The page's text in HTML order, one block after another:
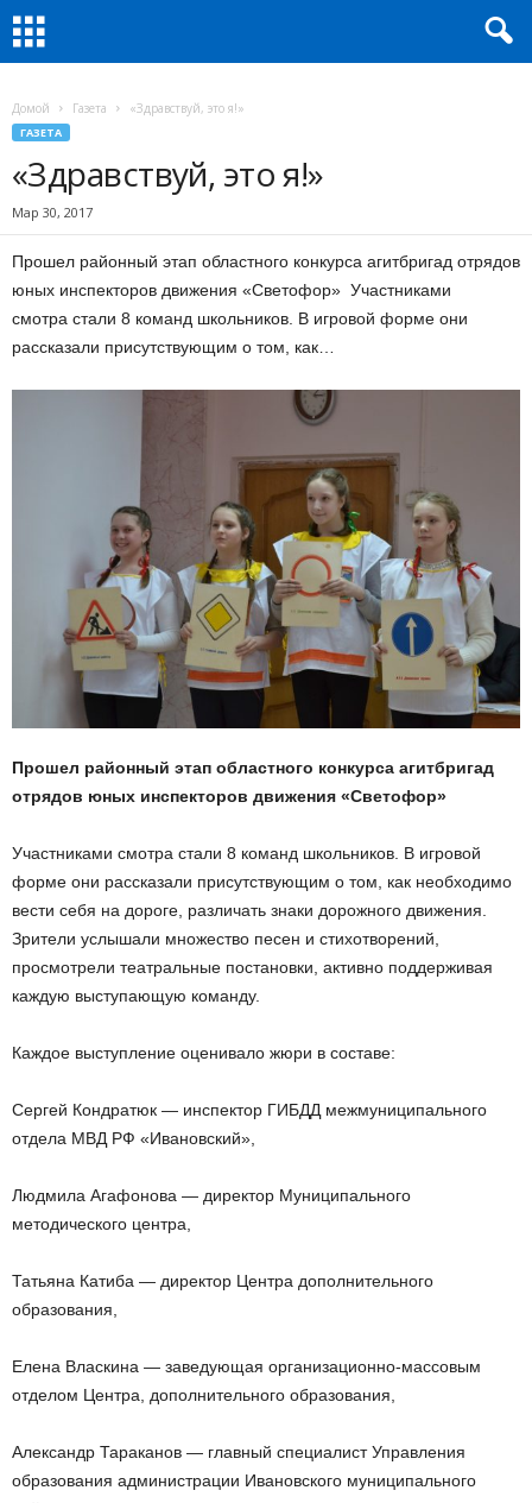
Домой Газета «Здравствуй, это я!»
ГАЗЕТА
«Здравствуй, это я!»
Мар 30, 2017
Прошел районный этап областного конкурса агитбригад отрядов
юных инспекторов движения «Светофор» Участниками
смотра стали 8 команд школьников. В игровой форме они
рассказали присутствующим о том, как…
Прошел районный этап областного конкурса агитбригад
отрядов юных инспекторов движения «Светофор»
Участниками смотра стали 8 команд школьников. В игровой
форме они рассказали присутствующим о том, как необходимо
вести себя на дороге, различать знаки дорожного движения.
Зрители услышали множество песен и стихотворений,
просмотрели театральные постановки, активно поддерживая
каждую выступающую команду.
Каждое выступление оценивало жюри в составе:
Сергей Кондратюк — инспектор ГИБДД межмуниципального
отдела МВД РФ «Ивановский»,
Людмила Агафонова — директор Муниципального
методического центра,
Татьяна Катиба — директор Центра дополнительного
образования,
Елена Власкина — заведующая организационно-массовым
отделом Центра, дополнительного образования,
Александр Тараканов — главный специалист Управления
образования администрации Ивановского муниципального